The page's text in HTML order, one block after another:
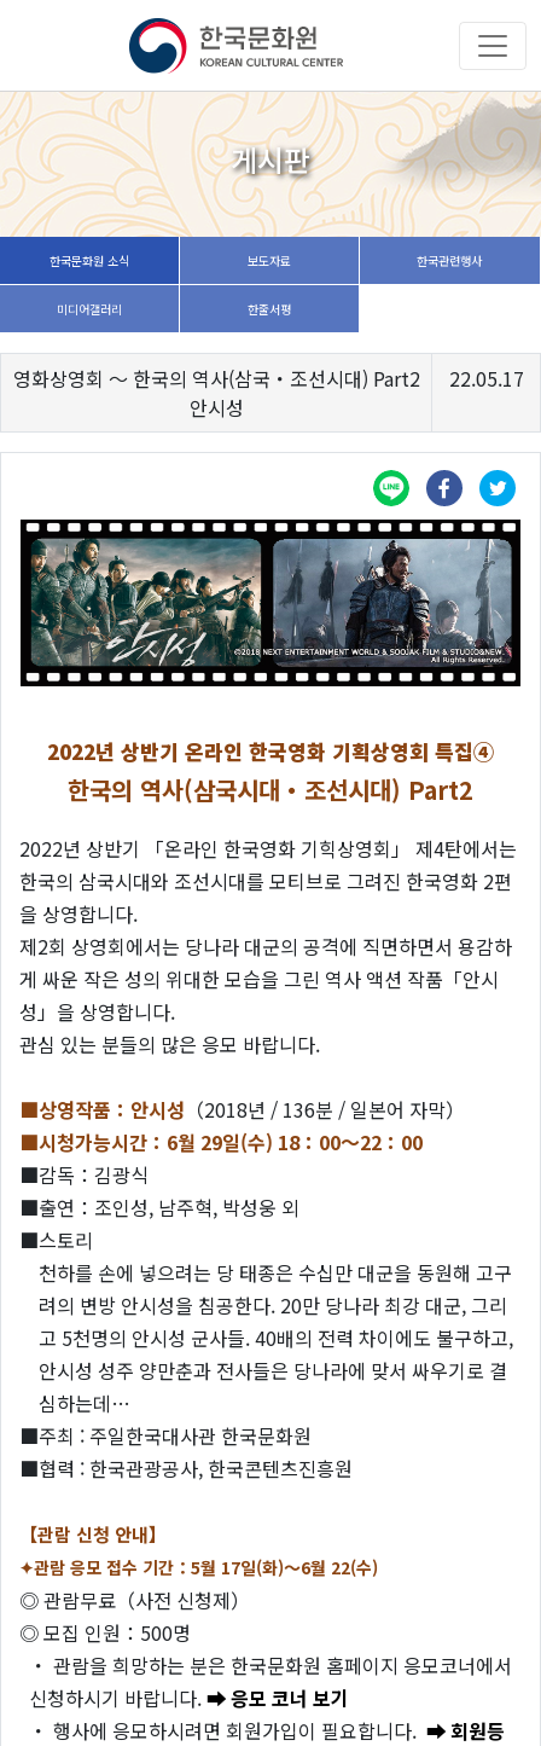
게시판
한국문화원 소식 보도자료 한국관련행사
미디어갤러리 한줄서평
영화상영회 ～ 한국의 역사(삼국・조선시대) Part2
안시성
22.05.17
2022년 상반기 온라인 한국영화 기획상영회 특집④
한국의 역사(삼국시대・조선시대) Part2
2022년 상반기 「온라인 한국영화 기힉상영회」 제4탄에서는
한국의 삼국시대와 조선시대를 모티브로 그려진 한국영화 2편
을 상영합니다.
제2회 상영회에서는 당나라 대군의 공격에 직면하면서 용감하
게 싸운 작은 성의 위대한 모습을 그린 역사 액션 작품「안시
성」을 상영합니다.
관심 있는 분들의 많은 응모 바랍니다.
■상영작품：안시성 （2018년 / 136분 / 일본어 자막）
■시청가능시간：6월 29일(수) 18：00～22：00
■감독：김광식
■출연：조인성, 남주혁, 박성웅 외
■스토리
천하를 손에 넣으려는 당 태종은 수십만 대군을 동원해 고구
려의 변방 안시성을 침공한다. 20만 당나라 최강 대군, 그리
고 5천명의 안시성 군사들. 40배의 전력 차이에도 불구하고,
안시성 성주 양만춘과 전사들은 당나라에 맞서 싸우기로 결
심하는데…
■주최 : 주일한국대사관 한국문화원
■협력 : 한국관광공사, 한국콘텐츠진흥원
【관람 신청 안내】
✦관람 응모 접수 기간：5월 17일(화)～6월 22(수)
◎ 관람무료（사전 신청제）
◎ 모집 인원：500명
・ 관람을 희망하는 분은 한국문화원 홈페이지 응모코너에서
신청하시기 바랍니다.➡ 응모 코너 보기
・ 행사에 응모하시려면 회원가입이 필요합니다. ➡ 회원등